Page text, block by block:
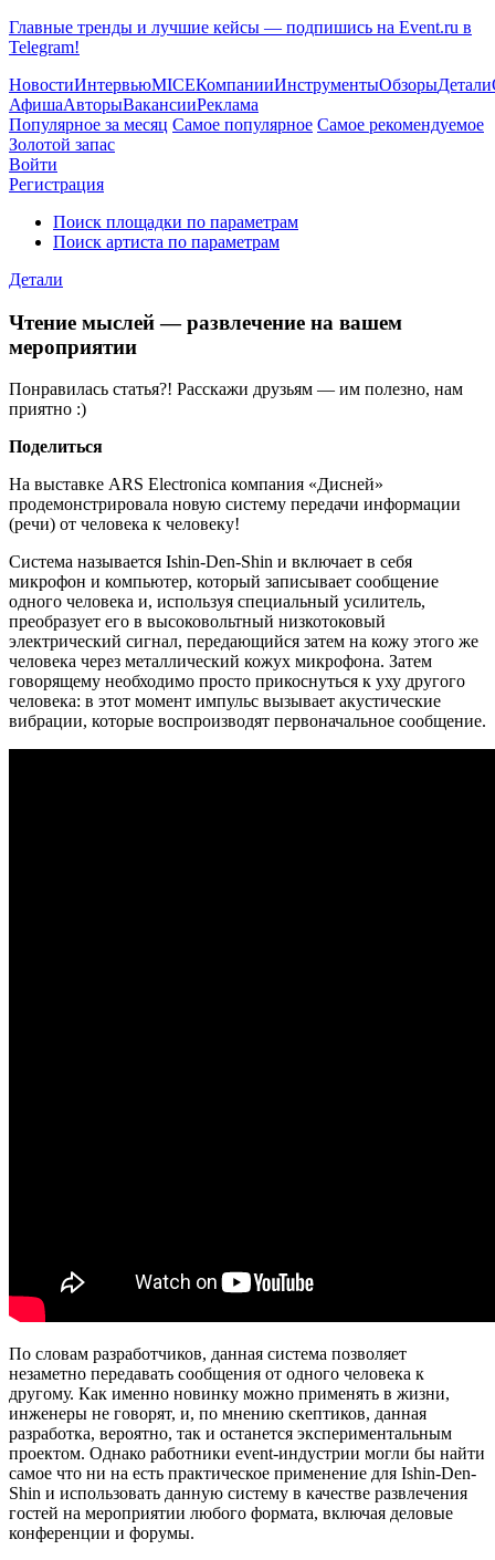
Главные тренды и лучшие кейсы — подпишись на Event.ru в
Telegram!
НовостиИнтервьюMICEКомпанииИнструментыОбзорыДетали
АфишаАвторыВакансииРеклама
Популярное за месяц Самое популярное Самое рекомендуемое
Золотой запас
Войти
Регистрация
Поиск площадки по параметрам
Поиск артиста по параметрам
Детали
Чтение мыслей — развлечение на вашем
мероприятии
Понравилась статья?! Расскажи друзьям — им полезно, нам
приятно :)
Поделиться
На выставке ARS Electronica компания «Дисней»
продемонстрировала новую систему передачи информации
(речи) от человека к человеку!
Система называется Ishin-Den-Shin и включает в себя
микрофон и компьютер, который записывает сообщение
одного человека и, используя специальный усилитель,
преобразует его в высоковольтный низкотоковый
электрический сигнал, передающийся затем на кожу этого же
человека через металлический кожух микрофона. Затем
говорящему необходимо просто прикоснуться к уху другого
человека: в этот момент импульс вызывает акустические
вибрации, которые воспроизводят первоначальное сообщение.
По словам разработчиков, данная система позволяет
незаметно передавать сообщения от одного человека к
другому. Как именно новинку можно применять в жизни,
инженеры не говорят, и, по мнению скептиков, данная
разработка, вероятно, так и останется экспериментальным
проектом. Однако работники event-индустрии могли бы найти
самое что ни на есть практическое применение для Ishin-Den-
Shin и использовать данную систему в качестве развлечения
гостей на мероприятии любого формата, включая деловые
конференции и форумы.